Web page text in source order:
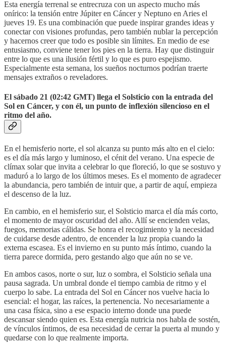
Esta energía terrenal se entrecruza con un aspecto mucho más
onírico: la tensión entre Júpiter en Cáncer y Neptuno en Aries el
jueves 19. Es una combinación que puede inspirar grandes ideas y
conectar con visiones profundas, pero también nublar la percepción
y hacernos creer que todo es posible sin límites. En medio de ese
entusiasmo, conviene tener los pies en la tierra. Hay que distinguir
entre lo que es una ilusión fértil y lo que es puro espejismo.
Especialmente esta semana, los sueños nocturnos podrían traerte
mensajes extraños o reveladores.
El sábado 21 (02:42 GMT) llega el Solsticio con la entrada del
Sol en Cáncer, y con él, un punto de inflexión silencioso en el
ritmo del año.
En el hemisferio norte, el sol alcanza su punto más alto en el cielo:
es el día más largo y luminoso, el cénit del verano. Una especie de
clímax solar que invita a celebrar lo que floreció, lo que se sostuvo y
maduró a lo largo de los últimos meses. Es el momento de agradecer
la abundancia, pero también de intuir que, a partir de aquí, empieza
el descenso de la luz.
En cambio, en el hemisferio sur, el Solsticio marca el día más corto,
el momento de mayor oscuridad del año. Allí se encienden velas,
fuegos, memorias cálidas. Se honra el recogimiento y la necesidad
de cuidarse desde adentro, de encender la luz propia cuando la
externa escasea. Es el invierno en su punto más íntimo, cuando la
tierra parece dormida, pero gestando algo que aún no se ve.
En ambos casos, norte o sur, luz o sombra, el Solsticio señala una
pausa sagrada. Un umbral donde el tiempo cambia de ritmo y el
cuerpo lo sabe. La entrada del Sol en Cáncer nos vuelve hacia lo
esencial: el hogar, las raíces, la pertenencia. No necesariamente a
una casa física, sino a ese espacio interno donde una puede
descansar siendo quien es. Esta energía nutricia nos habla de sostén,
de vínculos íntimos, de esa necesidad de cerrar la puerta al mundo y
quedarse con lo que realmente importa.